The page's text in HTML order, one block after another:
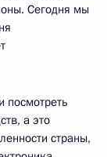
Сегодня мы
посмотреть
а это
страны,